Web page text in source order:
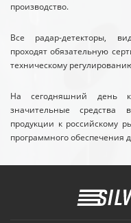
производство.
Все радар-детекторы,
проходят обязательную
техническому
На сегодняшний день
значительные
продукции к российскому
программного обеспечения